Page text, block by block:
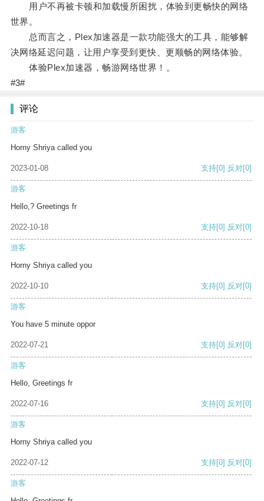
用户不再被卡顿和加载慢所困扰，体验到更畅快的网络
世界。
总而言之，Plex加速器是一款功能强大的工具，能够解
决网络延迟问题，让用户享受到更快、更顺畅的网络体验。
体验Plex加速器，畅游网络世界！。
#3#
评论
游客
Horny Shriya called you
2023-01-08 支持[0] 反对[0]
游客
Hello,? Greetings fr
2022-10-18 支持[0] 反对[0]
游客
Horny Shriya called you
2022-10-10 支持[0] 反对[0]
游客
You have 5 minute oppor
2022-07-21 支持[0] 反对[0]
游客
Hello, Greetings fr
2022-07-16 支持[0] 反对[0]
游客
Horny Shriya called you
2022-07-12 支持[0] 反对[0]
游客